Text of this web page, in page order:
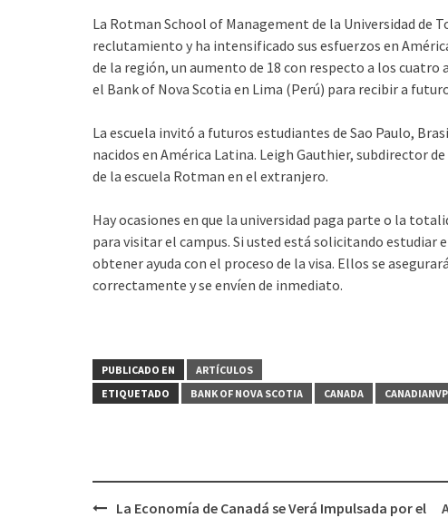
La Rotman School of Management de la Universidad de
reclutamiento y ha intensificado sus esfuerzos en
de la región, un aumento de 18 con respecto a los
el Bank of Nova Scotia en Lima (Perú) para recibir a
La escuela invitó a futuros estudiantes de Sao Paulo,
nacidos en América Latina. Leigh Gauthier, subdirector
de la escuela Rotman en el extranjero.
Hay ocasiones en que la universidad paga parte o la
para visitar el campus. Si usted está solicitando estudiar
obtener ayuda con el proceso de la visa. Ellos se
correctamente y se envíen de inmediato.
PUBLICADO EN
ARTÍCULOS
ETIQUETADO
BANK OF NOVA SCOTIA CANADA CANADIANVP
La Economía de Canadá se Verá Impulsada por el